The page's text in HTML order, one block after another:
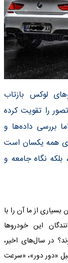
لوکس بازتاب
را تقویت کرده
بررسی داده‌ها و
همه یکسان است
نگاه جامعه و
از ما آن را با
این خودروها
در سال‌های اخیر،
«دور دور»، «سرعت